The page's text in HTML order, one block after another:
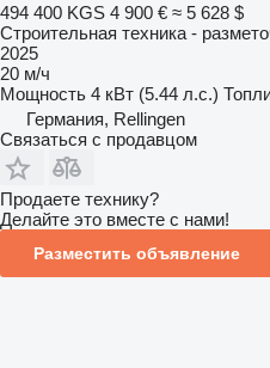
494 400 KGS 4 900 € ≈ 5 628 $
Строительная техника -
2025
20 м/ч
Мощность 4 кВт (5.44 л.с.)
Германия, Rellingen
Связаться с продавцом
Продаете технику?
Делайте это вместе с нами!
Разместить объявление